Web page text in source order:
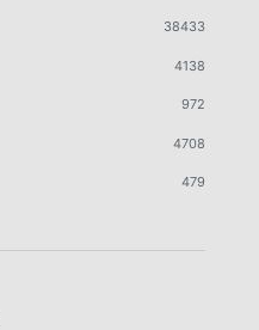
38433
4138
972
4708
479